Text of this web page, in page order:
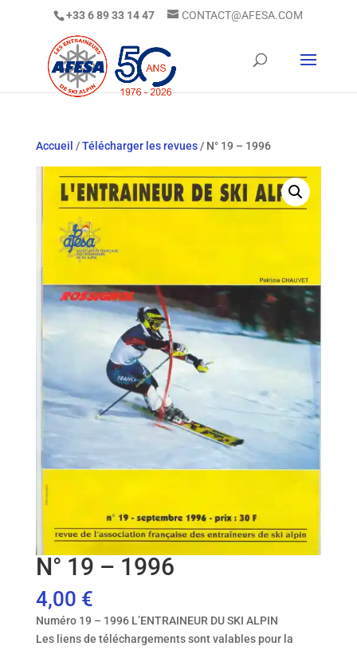
+33 6 89 33 14 47 CONTACT@AFESA.COM
Accueil /Télécharger les revues/ N° 19 – 1996
N° 19 – 1996
4,00 €
Numéro 19 – 1996 L’ENTRAINEUR DU SKI ALPIN
Les liens de téléchargements sont valables pour la